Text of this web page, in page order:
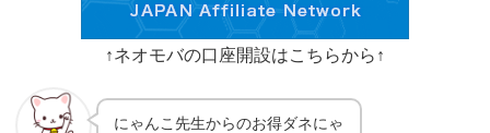
↑ネオモバの口座開設はこちらから↑
にゃんこ先生からのお得ダネにゃ